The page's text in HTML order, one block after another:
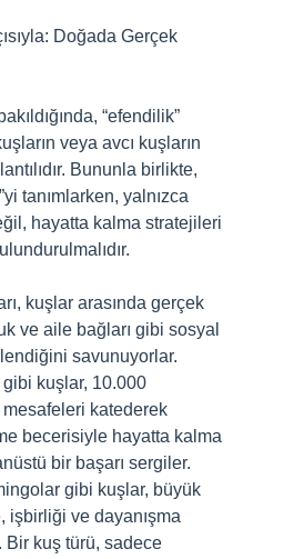
Doğada Gerçek
“efendilik”
veya avcı kuşların
Bununla birlikte,
tanımlarken, yalnızca
hayatta kalma stratejileri
kuşlar arasında gerçek
ve aile bağları gibi sosyal
savunuyorlar.
gibi kuşlar, 10.000
mesafeleri katederek
becerisiyle hayatta kalma
bir başarı sergiler.
gibi kuşlar, büyük
işbirliği ve dayanışma
Bir kuş türü, sadece